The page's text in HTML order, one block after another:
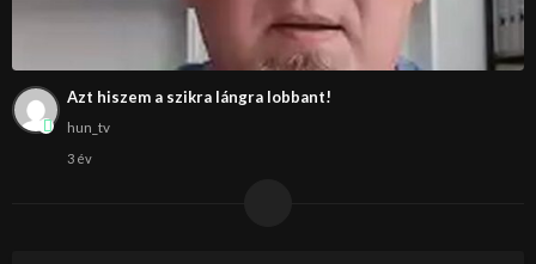
Azt hiszem a szikra lángra lobbant!
hun_tv
3 év